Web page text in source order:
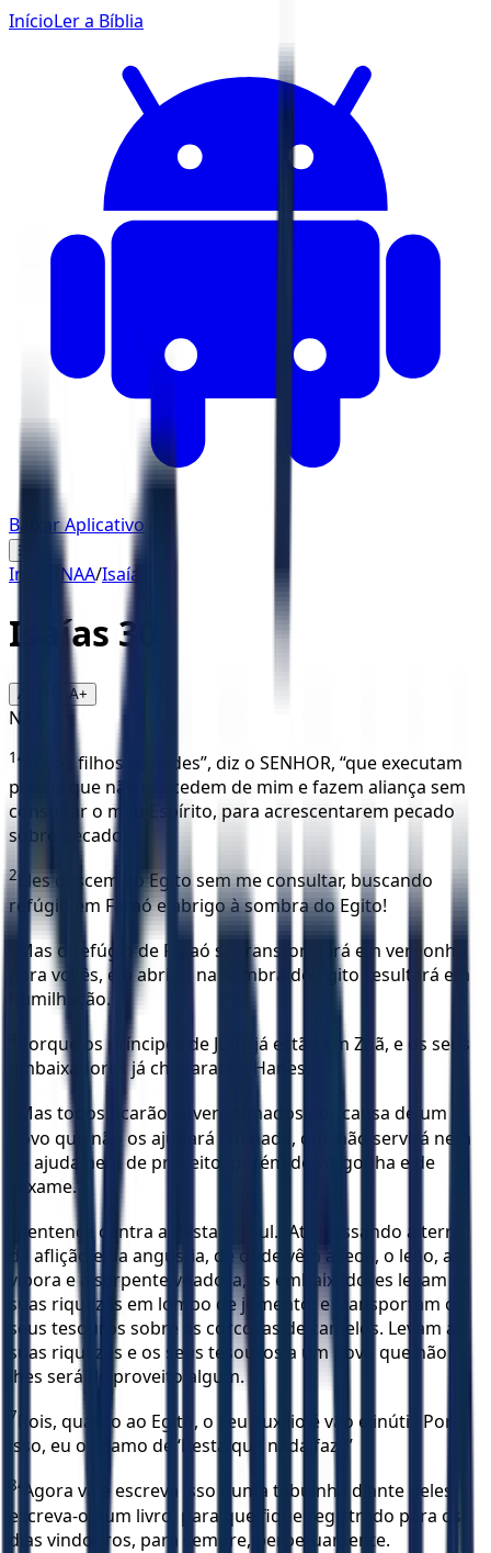
InícioLer a Bíblia
Baixar Aplicativo
☰
Início NAA/Isaías
Isaías 30
A- A+
NAA
1“Ai dos filhos rebeldes”, diz o SENHOR, “que executam
planos que não procedem de mim e fazem aliança sem
consultar o meu Espírito, para acrescentarem pecado
sobre pecado!
2
Eles descem ao Egito sem me consultar, buscando
refúgio em Faraó e abrigo à sombra do Egito!
Mas o refúgio de Faraó se transformará em vergonha
para vocês, e o abrigo na sombra do Egito resultará em
humilhação.
Porque os príncipes de Judá já estão em Zoã, e os seus
embaixadores já chegaram a Hanes.
Mas todos ficarão envergonhados por causa de um
povo que não os ajudará em nada, que não servirá nem
de ajuda nem de proveito, porém de vergonha e de
vexame.”
Sentença contra a Besta do Sul. “Atravessando a terra
da aflição e da angústia, de onde vêm a leoa, o leão, a
víbora e a serpente voadora, os embaixadores levam as
suas riquezas em lombo de jumento, e transportam os
seus tesouros sobre as corcovas de camelos. Levam as
suas riquezas e os seus tesouros a um povo que não
lhes será de proveito algum.
7
Pois, quanto ao Egito, o seu auxílio é vão e inútil. Por
isso, eu o chamo de ‘Besta que nada faz’.”
8“Agora vá e escreva isso numa tabuinha diante deles,
escreva-o num livro, para que fique registrado para os
dias vindouros, para sempre, perpetuamente.